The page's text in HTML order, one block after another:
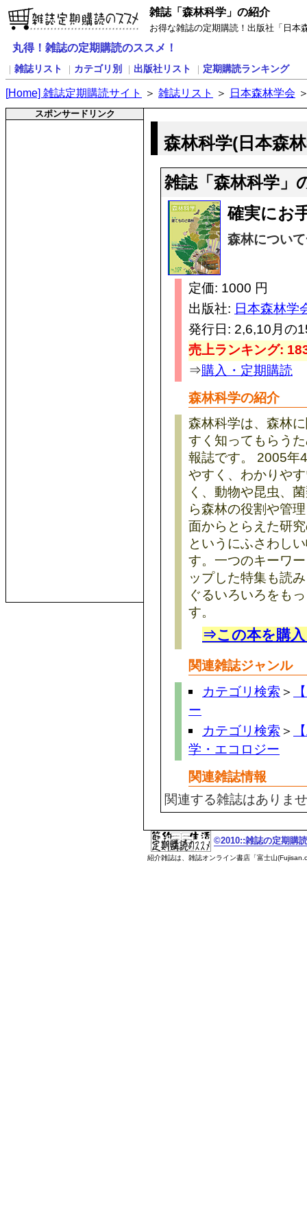
雑誌「森林科学」の紹介
お得な雑誌の定期購読！出版社「日本
丸得！雑誌の定期購読のススメ！
雑誌リスト カテゴリ別 出版社リスト 定期購読ランキング
[Home] 雑誌定期購読サイト ＞ 雑誌リスト ＞ 日本森林学会
スポンサードリンク
森林科学(日本森
雑誌「森林科学」
確実にお
森林につい
定価: 1000 円
出版社: 日本森林学
発行日: 2,6,10月の
売上ランキング:
⇒購入・定期購読
森林科学の紹介
森林科学は、森林
すく知ってもらう
報誌です。 2005年
やすく、わかりや
く、動物や昆虫、
ら森林の役割や管
面からとらえた研
というにふさわし
す。一つのキーワ
ップした特集も読
ぐるいろいろをも
す。
⇒この本を購
関連雑誌ジャンル
カテゴリ検索 ＞
ー
カテゴリ検索 ＞
学・エコロジー
関連雑誌情報
関連する雑誌はありま
©2010::雑誌の定期購
紹介雑誌は、雑誌オンライン書店「富士山